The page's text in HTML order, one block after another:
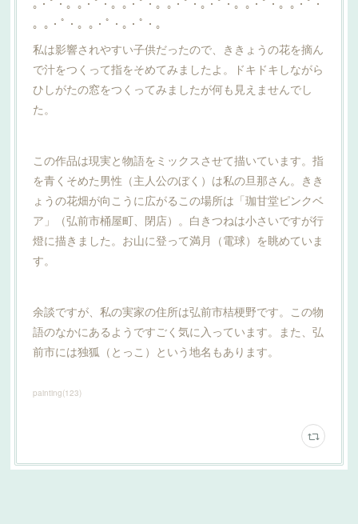
｡・ﾟ・。｡・ﾟ・。｡・ﾟ・。｡・ﾟ・｡・ﾟ・。｡・ﾟ・。｡・ﾟ・
。｡・ﾟ・。｡・ﾟ・｡・ﾟ・。
私は影響されやすい子供だったので、ききょうの花を摘ん
で汁をつくって指をそめてみましたよ。ドキドキしながら
ひしがたの窓をつくってみましたが何も見えませんでし
た。
この作品は現実と物語をミックスさせて描いています。指
を青くそめた男性（主人公のぼく）は私の旦那さん。きき
ょうの花畑が向こうに広がるこの場所は「珈甘堂ピンクベ
ア」（弘前市桶屋町、閉店）。白きつねは小さいですが行
燈に描きました。お山に登って満月（電球）を眺めていま
す。
余談ですが、私の実家の住所は弘前市桔梗野です。この物
語のなかにあるようですごく気に入っています。また、弘
前市には独狐（とっこ）という地名もあります。
painting(123)